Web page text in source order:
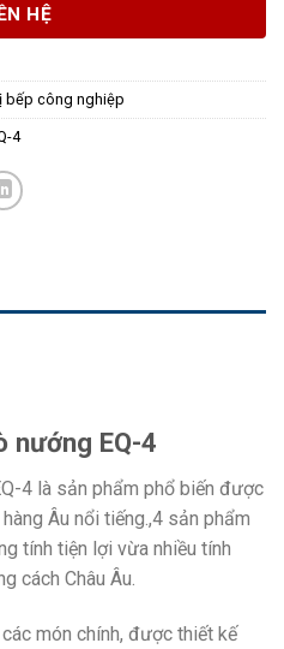
HỆ
bếp công nghiệp
4
nướng EQ-4
4 là sản phẩm phổ biến được
Âu nổi tiếng.,4 sản phẩm
tính tiện lợi vừa nhiều tính
cách Châu Âu.
món chính, được thiết kế